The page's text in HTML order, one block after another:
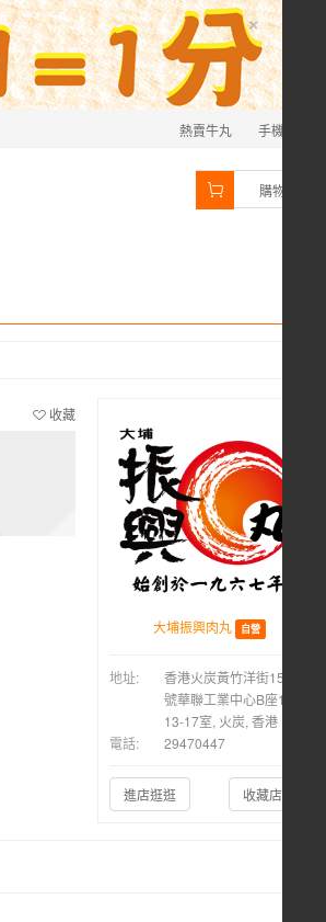
×
熱賣牛丸 手機
購物車
收藏
大埔振興肉丸 自營
地址:
香港火炭黃竹洋街15-21
號華聯工業中心B座14樓
13-17室, 火炭, 香港
電話:
29470447
進店逛逛 收藏店鋪